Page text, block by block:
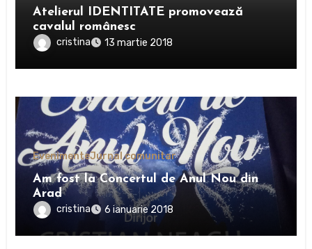
Atelierul IDENTITATE promovează
cavalul românesc
cristina 13 martie 2018
EvenimenteJurnal comunitar
Am fost la Concertul de Anul Nou din
Arad
cristina 6 ianuarie 2018